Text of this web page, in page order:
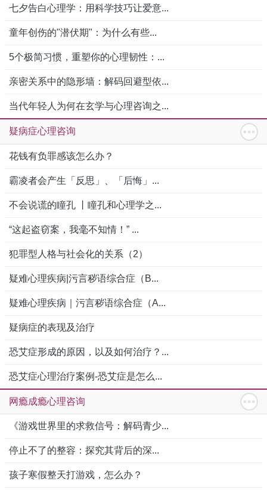
七夕告白心理学：用科学技巧让爱意...
童年创伤的"潜伏期"：为什么有些...
5个极简习惯，重塑你的心理韧性：...
亲密关系中的隐形墙：解码回避型依...
当代年轻人为何在玄学与心理咨询之...
疑病症心理咨询
花钱有负罪感该怎么办？
霸凌者会产生「反思」、「后悔」...
不会说谎的瞳孔 丨瞳孔和心理学之...
“这起盗窃案，我毫不知情！” ...
犯罪型人格与社会化的关系（2）
疑难心理疾病|污言秽语综合症（B...
疑难心理疾病｜污言秽语综合症（A...
疑病症的表现及治疗
恐艾症形成的原因，以及如何治疗？...
恐艾症心理治疗案例-恐艾症是怎么...
网瘾成瘾心理咨询
《游戏世界里的求救信号：解码青少...
停止不了的整容：探究其背后的深...
孩子寒假整天打游戏，怎么办？